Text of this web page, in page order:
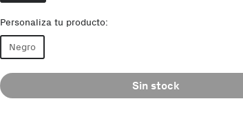
Personaliza tu producto:
Negro
Sin stock